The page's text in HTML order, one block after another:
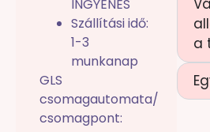
INGYENES
Szállítási idő:
1-3
munkanap
GLS
csomagautomata/
csomagpont:
a